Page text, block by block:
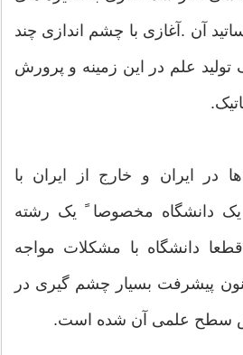
آن .آغازی با چشم اندازی چند
علم در این زمینه و پرورش
ها در ایران و خارج از ایران با
دانشگاه مخصوصا ً یک رشته
دانشگاه با مشکلات مواجه
پیشرفت بسیار چشم گیری در
سطح علمی آن شده است.